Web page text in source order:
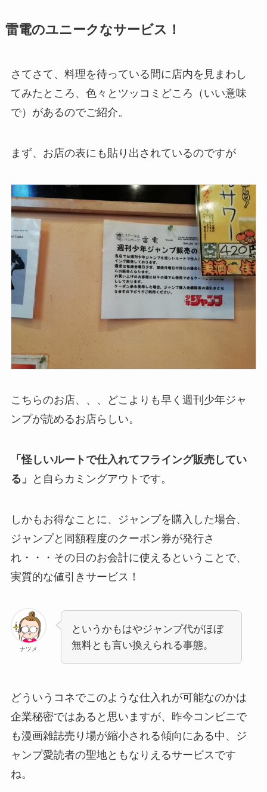
雷電のユニークなサービス！
さてさて、料理を待っている間に店内を見まわし
てみたところ、色々とツッコミどころ（いい意味
で）があるのでご紹介。
まず、お店の表にも貼り出されているのですが
こちらのお店、、、どこよりも早く週刊少年ジャ
ンプが読めるお店らしい。
「怪しいルートで仕入れてフライング販売してい
る」
と自らカミングアウトです。
しかもお得なことに、ジャンプを購入した場合、
ジャンプと同額程度のクーポン券が発行さ
れ・・・その日のお会計に使えるということで、
実質的な値引きサービス！
ナツメ
というかもはやジャンプ代がほぼ
無料とも言い換えられる事態。
どういうコネでこのような仕入れが可能なのかは
企業秘密ではあると思いますが、昨今コンビニで
も漫画雑誌売り場が縮小される傾向にある中、ジ
ャンプ愛読者の聖地ともなりえるサービスです
ね。